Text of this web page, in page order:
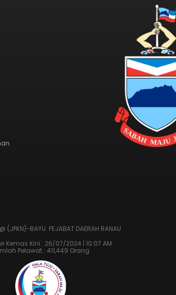
(JPKN)-BAYU. PEJABAT DAERAH RANAU
Kemas Kini : 26/07/2024 | 10:07 AM
Pelawat : 411,449 Orang